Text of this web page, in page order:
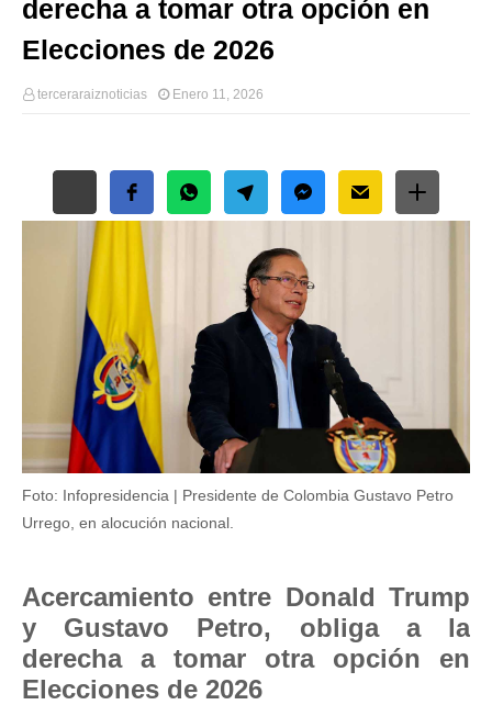
derecha a tomar otra opción en
Elecciones de 2026
terceraraiznoticias Enero 11, 2026
Foto: Infopresidencia | Presidente de Colombia Gustavo Petro
Urrego, en alocución nacional.
Acercamiento entre Donald Trump
y Gustavo Petro, obliga a la
derecha a tomar otra opción en
Elecciones de 2026